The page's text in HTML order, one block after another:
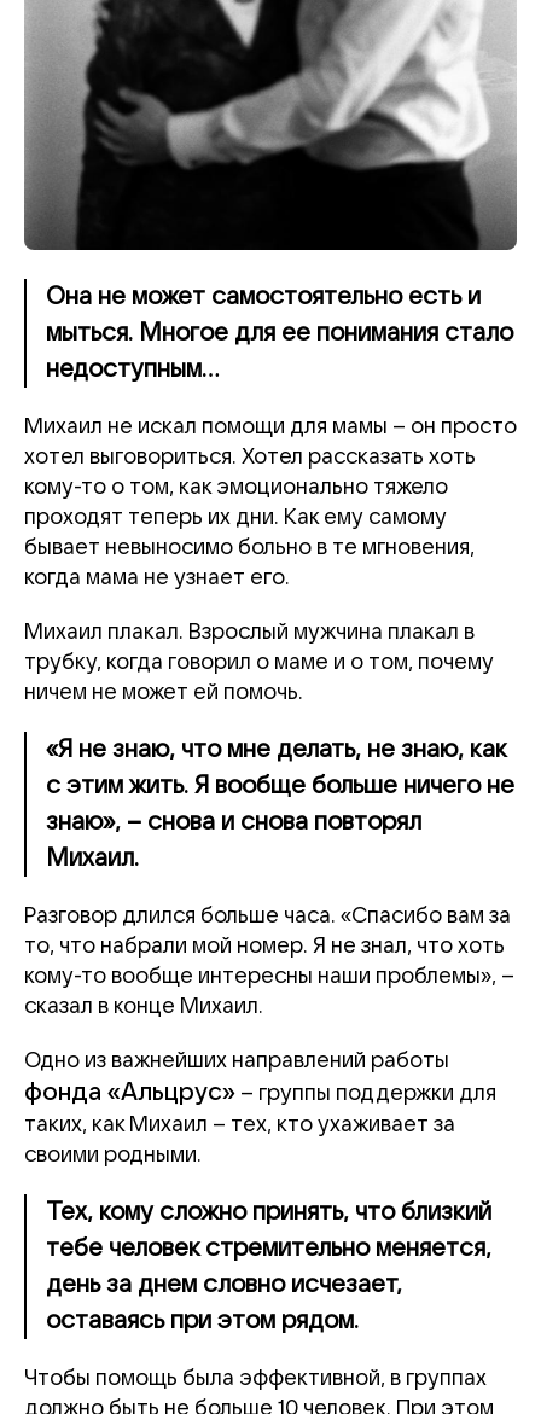
Она не может самостоятельно есть и
мыться. Многое для ее понимания стало
недоступным…
Михаил не искал помощи для мамы – он просто
хотел выговориться. Хотел рассказать хоть
кому-то о том, как эмоционально тяжело
проходят теперь их дни. Как ему самому
бывает невыносимо больно в те мгновения,
когда мама не узнает его.
Михаил плакал. Взрослый мужчина плакал в
трубку, когда говорил о маме и о том, почему
ничем не может ей помочь.
«Я не знаю, что мне делать, не знаю, как
с этим жить. Я вообще больше ничего не
знаю», – снова и снова повторял
Михаил.
Разговор длился больше часа. «Спасибо вам за
то, что набрали мой номер. Я не знал, что хоть
кому-то вообще интересны наши проблемы», –
сказал в конце Михаил.
Одно из важнейших направлений работы
фонда «Альцрус» – группы поддержки для
таких, как Михаил – тех, кто ухаживает за
своими родными.
Тех, кому сложно принять, что близкий
тебе человек стремительно меняется,
день за днем словно исчезает,
оставаясь при этом рядом.
Чтобы помощь была эффективной, в группах
должно быть не больше 10 человек. При этом